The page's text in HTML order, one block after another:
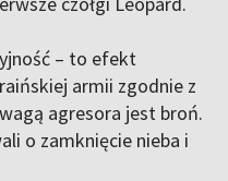
– to efekt
armii zgodnie z
agresora jest broń.
o zamknięcie nieba i